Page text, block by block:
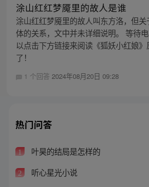
涂山红红梦魇里的故人是谁
涂山红红梦魇里的故人叫东方洛，但
体的关系，文中并未详细说明。 等待
以点击下方链接来阅读《狐妖小红娘
了！
1 个回答 2024年08月20日 09:28
热门问答
1 叶昊的结局是怎样的
2 听心星光小说